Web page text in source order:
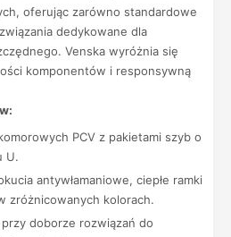
oferując zarówno standardowe
dedykowane dla
Venska wyróżnia się
komponentów i responsywną
PCV z pakietami szyb o
U.
antywłamaniowe, ciepłe ramki
zróżnicowanych kolorach.
doborze rozwiązań do